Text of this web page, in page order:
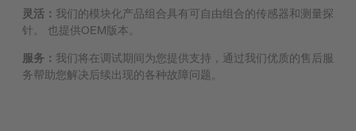
灵活： 我们的模块化产品组合具有可自由组合的传感器和测量探
针。 也提供OEM版本。
服务： 我们将在调试期间为您提供支持，通过我们优质的售后服
务帮助您解决后续出现的各种故障问题。